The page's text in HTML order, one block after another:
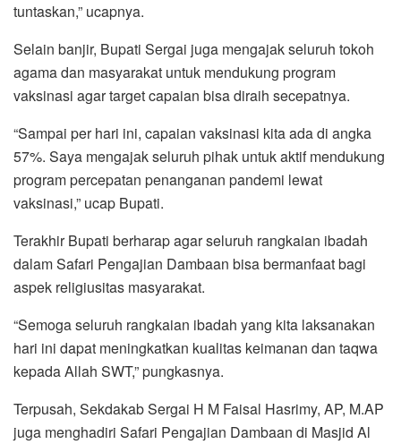
tuntaskan,” ucapnya.
Selain banjir, Bupati Sergai juga mengajak seluruh tokoh
agama dan masyarakat untuk mendukung program
vaksinasi agar target capaian bisa diraih secepatnya.
“Sampai per hari ini, capaian vaksinasi kita ada di angka
57%. Saya mengajak seluruh pihak untuk aktif mendukung
program percepatan penanganan pandemi lewat
vaksinasi,” ucap Bupati.
Terakhir Bupati berharap agar seluruh rangkaian ibadah
dalam Safari Pengajian Dambaan bisa bermanfaat bagi
aspek religiusitas masyarakat.
“Semoga seluruh rangkaian ibadah yang kita laksanakan
hari ini dapat meningkatkan kualitas keimanan dan taqwa
kepada Allah SWT,” pungkasnya.
Terpusah, Sekdakab Sergai H M Faisal Hasrimy, AP, M.AP
juga menghadiri Safari Pengajian Dambaan di Masjid Al